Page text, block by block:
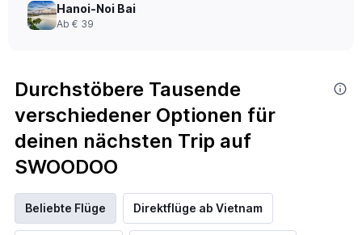
Hanoi-Noi Bai
Ab € 39
Durchstöbere Tausende
verschiedener Optionen für
deinen nächsten Trip auf
SWOODOO
Beliebte Flüge Direktflüge ab Vietnam